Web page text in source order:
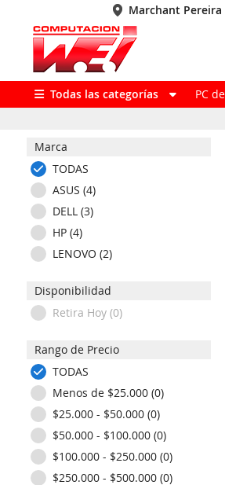
Marchant
Todas las categorías PC
Marca
TODAS
ASUS (4)
DELL (3)
HP (4)
LENOVO (2)
Disponibilidad
Retira Hoy (0)
Rango de Precio
TODAS
Menos de $25.000 (0)
$25.000 - $50.000 (0)
$50.000 - $100.000 (0)
$100.000 - $250.000 (0)
$250.000 - $500.000 (0)